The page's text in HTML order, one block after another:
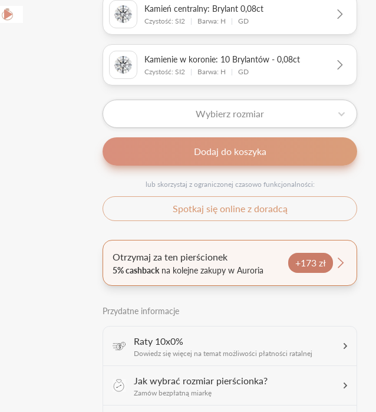
Kamień centralny: Brylant 0,08ct
Czystość: SI2 | Barwa: H | GD
Kamienie w koronie: 10 Brylantów - 0,08ct
Czystość: SI2 | Barwa: H | GD
Wybierz rozmiar
Dodaj do koszyka
lub skorzystaj z ograniczonej czasowo funkcjonalności:
Spotkaj się online z doradcą
Otrzymaj za ten pierścionek
5% cashback na kolejne zakupy w Auroria
+173 zł
Przydatne informacje
Raty 10x0%
Dowiedz się więcej na temat możliwości płatności ratalnej
Jak wybrać rozmiar pierścionka?
Zamów bezpłatną miarkę